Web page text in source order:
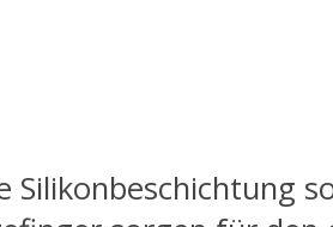
Silikonbeschichtung